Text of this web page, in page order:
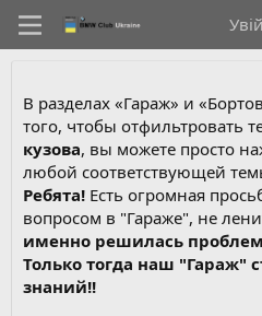
В разделах «Гараж» и
того, чтобы отфильтровать
кузова, вы можете просто
любой соответствующей
Ребята! Есть огромная
вопросом в "Гараже", не
именно решилась
Только тогда наш "Гараж"
знаний!!